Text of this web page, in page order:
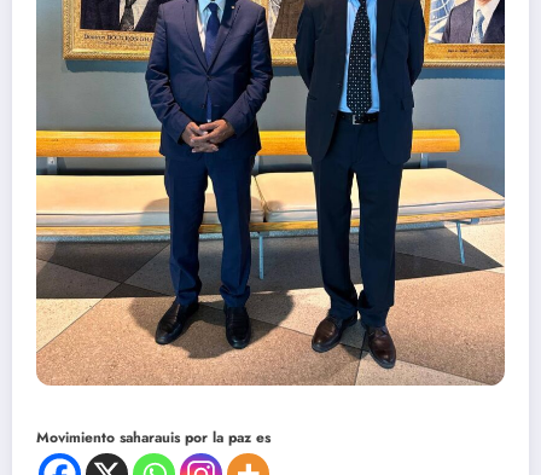
Movimiento saharauis por la paz es